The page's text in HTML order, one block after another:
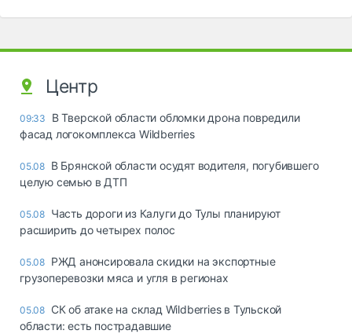
Центр
09:33
В Тверской области обломки дрона повредили
фасад логокомплекса Wildberries
05.08 В Брянской области осудят водителя, погубившего
целую семью в ДТП
05.08 Часть дороги из Калуги до Тулы планируют
расширить до четырех полос
05.08 РЖД анонсировала скидки на экспортные
грузоперевозки мяса и угля в регионах
05.08 СК об атаке на склад Wildberries в Тульской
области: есть пострадавшие